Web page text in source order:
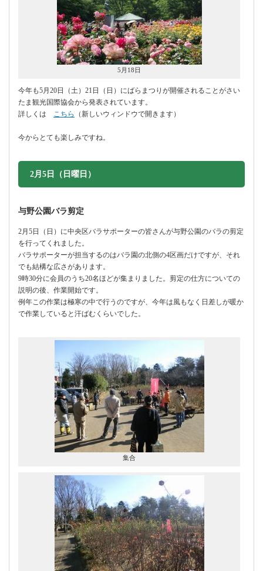
5月18日
今年も5月20日（土）21日（日）にばらまつりが開催されることがさい
たま観光国際協会から発表されています。
詳しくは こちら （新しいウィンドウで開きます）
今からとても楽しみですね。
2月5日（日曜日）
与野公園バラ剪定
2月5日（日）に中央区バラサポーターの皆さんが与野公園のバラの剪定
を行ってくれました。
バラサポーターが担当するのはバラ園の北側の4区画だけですが、それ
でも結構な広さがあります。
9時30分に会員のうち20名ほどが集まりました。剪定の仕方についての
説明の後、作業開始です。
例年この作業は極寒の中で行うのですが、今年は風もなく日差しが暖か
で作業していると汗ばむくらいでした。
集合